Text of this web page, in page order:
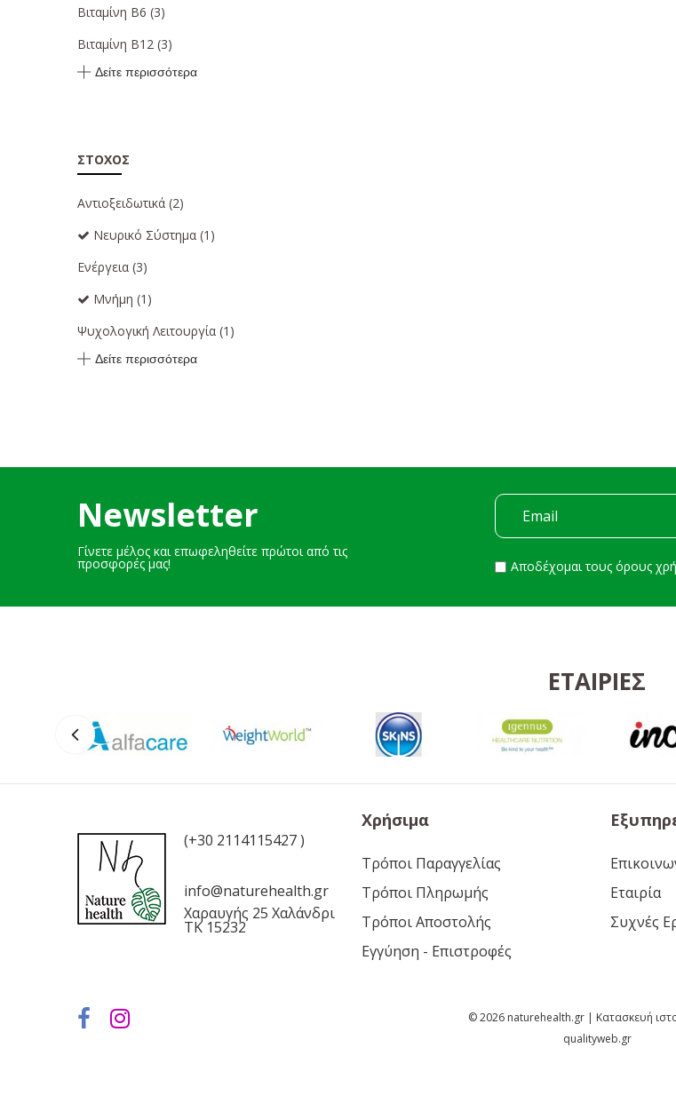
Βιταμίνη Β6 (3)
Βιταμίνη B12 (3)
Δείτε περισσότερα
ΣΤΌΧΟΣ
Αντιοξειδωτικά (2)
Νευρικό Σύστημα (1)
Ενέργεια (3)
Μνήμη (1)
Ψυχολογική Λειτουργία (1)
Δείτε περισσότερα
Newsletter
Γίνετε μέλος και επωφεληθείτε πρώτοι από τις
προσφορές μας! Αποδέχομαι τους όρους
ΕΤΑΙΡΊΕΣ
(+30 2114115427 )
info@naturehealth.gr
Χαραυγής 25 Χαλάνδρι
ΤΚ 15232
Χρήσιμα
Τρόποι Παραγγελίας
Τρόποι Πληρωμής
Τρόποι Αποστολής
Εγγύηση - Επιστροφές
Εταιρία
Συχνές
© 2026 naturehealth.gr | Κατασκευή
qualityweb.gr